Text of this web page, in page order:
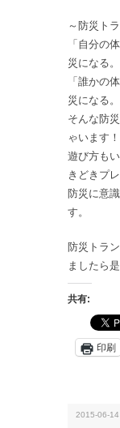
～防災ト
「自分の
災になる。
「誰かの
災になる。
そんな防
ゃいます！
遊び方も
きどきプ
防災に意
す。
防災トラ
ましたら
共有:
印刷
2015-06-